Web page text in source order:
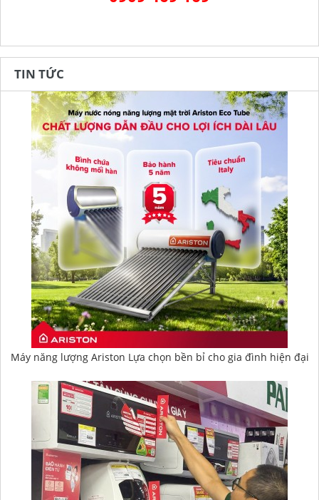
TIN TỨC
Máy năng lượng Ariston Lựa chọn bền bỉ cho gia đình hiện đại